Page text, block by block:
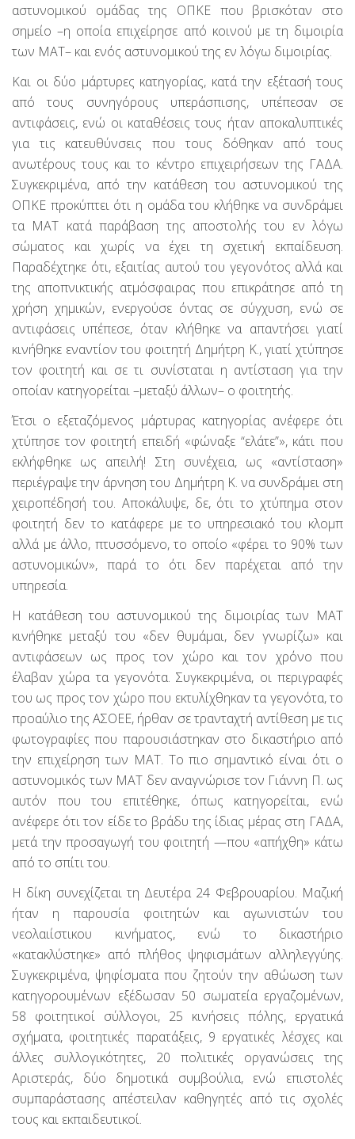
αστυνομικού ομάδας της ΟΠΚΕ που βρισκόταν στο
σημείο –η οποία επιχείρησε από κοινού με τη διμοιρία
των ΜΑΤ– και ενός αστυνομικού της εν λόγω διμοιρίας.
Και οι δύο μάρτυρες κατηγορίας, κατά την εξέτασή τους
από τους συνηγόρους υπεράσπισης, υπέπεσαν σε
αντιφάσεις, ενώ οι καταθέσεις τους ήταν αποκαλυπτικές
για τις κατευθύνσεις που τους δόθηκαν από τους
ανωτέρους τους και το κέντρο επιχειρήσεων της ΓΑΔΑ.
Συγκεκριμένα, από την κατάθεση του αστυνομικού της
ΟΠΚΕ προκύπτει ότι η ομάδα του κλήθηκε να συνδράμει
τα ΜΑΤ κατά παράβαση της αποστολής του εν λόγω
σώματος και χωρίς να έχει τη σχετική εκπαίδευση.
Παραδέχτηκε ότι, εξαιτίας αυτού του γεγονότος αλλά και
της αποπνικτικής ατμόσφαιρας που επικράτησε από τη
χρήση χημικών, ενεργούσε όντας σε σύγχυση, ενώ σε
αντιφάσεις υπέπεσε, όταν κλήθηκε να απαντήσει γιατί
κινήθηκε εναντίον του φοιτητή Δημήτρη Κ., γιατί χτύπησε
τον φοιτητή και σε τι συνίσταται η αντίσταση για την
οποίαν κατηγορείται –μεταξύ άλλων– ο φοιτητής.
Έτσι ο εξεταζόμενος μάρτυρας κατηγορίας ανέφερε ότι
χτύπησε τον φοιτητή επειδή «φώναξε “ελάτε”», κάτι που
εκλήφθηκε ως απειλή! Στη συνέχεια, ως «αντίσταση»
περιέγραψε την άρνηση του Δημήτρη Κ. να συνδράμει στη
χειροπέδησή του. Αποκάλυψε, δε, ότι το χτύπημα στον
φοιτητή δεν το κατάφερε με το υπηρεσιακό του κλομπ
αλλά με άλλο, πτυσσόμενο, το οποίο «φέρει το 90% των
αστυνομικών», παρά το ότι δεν παρέχεται από την
υπηρεσία.
Η κατάθεση του αστυνομικού της διμοιρίας των ΜΑΤ
κινήθηκε μεταξύ του «δεν θυμάμαι, δεν γνωρίζω» και
αντιφάσεων ως προς τον χώρο και τον χρόνο που
έλαβαν χώρα τα γεγονότα. Συγκεκριμένα, οι περιγραφές
του ως προς τον χώρο που εκτυλίχθηκαν τα γεγονότα, το
προαύλιο της ΑΣΟΕΕ, ήρθαν σε τρανταχτή αντίθεση με τις
φωτογραφίες που παρουσιάστηκαν στο δικαστήριο από
την επιχείρηση των ΜΑΤ. Το πιο σημαντικό είναι ότι ο
αστυνομικός των ΜΑΤ δεν αναγνώρισε τον Γιάννη Π. ως
αυτόν που του επιτέθηκε, όπως κατηγορείται, ενώ
ανέφερε ότι τον είδε το βράδυ της ίδιας μέρας στη ΓΑΔΑ,
μετά την προσαγωγή του φοιτητή —που «απήχθη» κάτω
από το σπίτι του.
Η δίκη συνεχίζεται τη Δευτέρα 24 Φεβρουαρίου. Μαζική
ήταν η παρουσία φοιτητών και αγωνιστών του
νεολαιίστικου κινήματος, ενώ το δικαστήριο
«κατακλύστηκε» από πλήθος ψηφισμάτων αλληλεγγύης.
Συγκεκριμένα, ψηφίσματα που ζητούν την αθώωση των
κατηγορουμένων εξέδωσαν 50 σωματεία εργαζομένων,
58 φοιτητικοί σύλλογοι, 25 κινήσεις πόλης, εργατικά
σχήματα, φοιτητικές παρατάξεις, 9 εργατικές λέσχες και
άλλες συλλογικότητες, 20 πολιτικές οργανώσεις της
Αριστεράς, δύο δημοτικά συμβούλια, ενώ επιστολές
συμπαράστασης απέστειλαν καθηγητές από τις σχολές
τους και εκπαιδευτικοί.